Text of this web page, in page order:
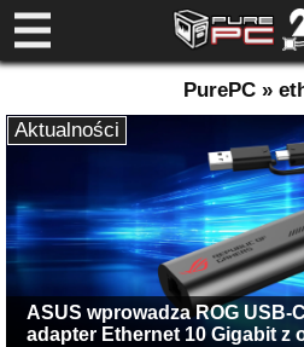
PurePC »
ASUS wprowadza ROG USB-
adapter Ethernet 10 Gigabit z
Aktualności